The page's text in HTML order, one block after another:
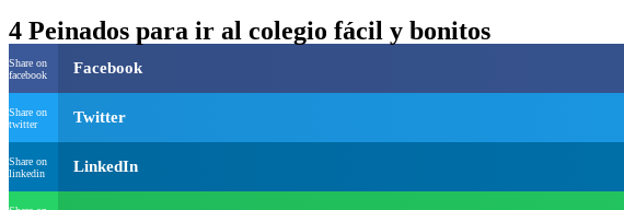
4 Peinados para ir al colegio fácil y bonitos
Share on
facebook
Facebook
Share on
twitter
Twitter
Share on
linkedin
LinkedIn